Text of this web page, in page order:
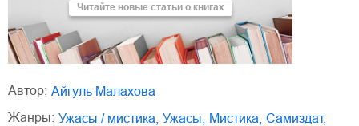
Читайте новые статьи о книгах
Автор:
Айгуль Малахова
Жанры:
ужасы / мистика ужасы мистика Самиздат,